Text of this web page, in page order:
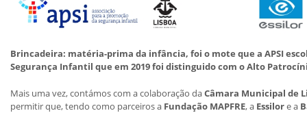
Brincadeira: matéria-prima da infância, foi o mote que a APSI
Segurança Infantil que em 2019 foi distinguido com o Alto
Mais uma vez, contámos com a colaboração daCâmara Municipal de
permitir que, tendo como parceiros a Fundação MAPFRE, a Essilore a